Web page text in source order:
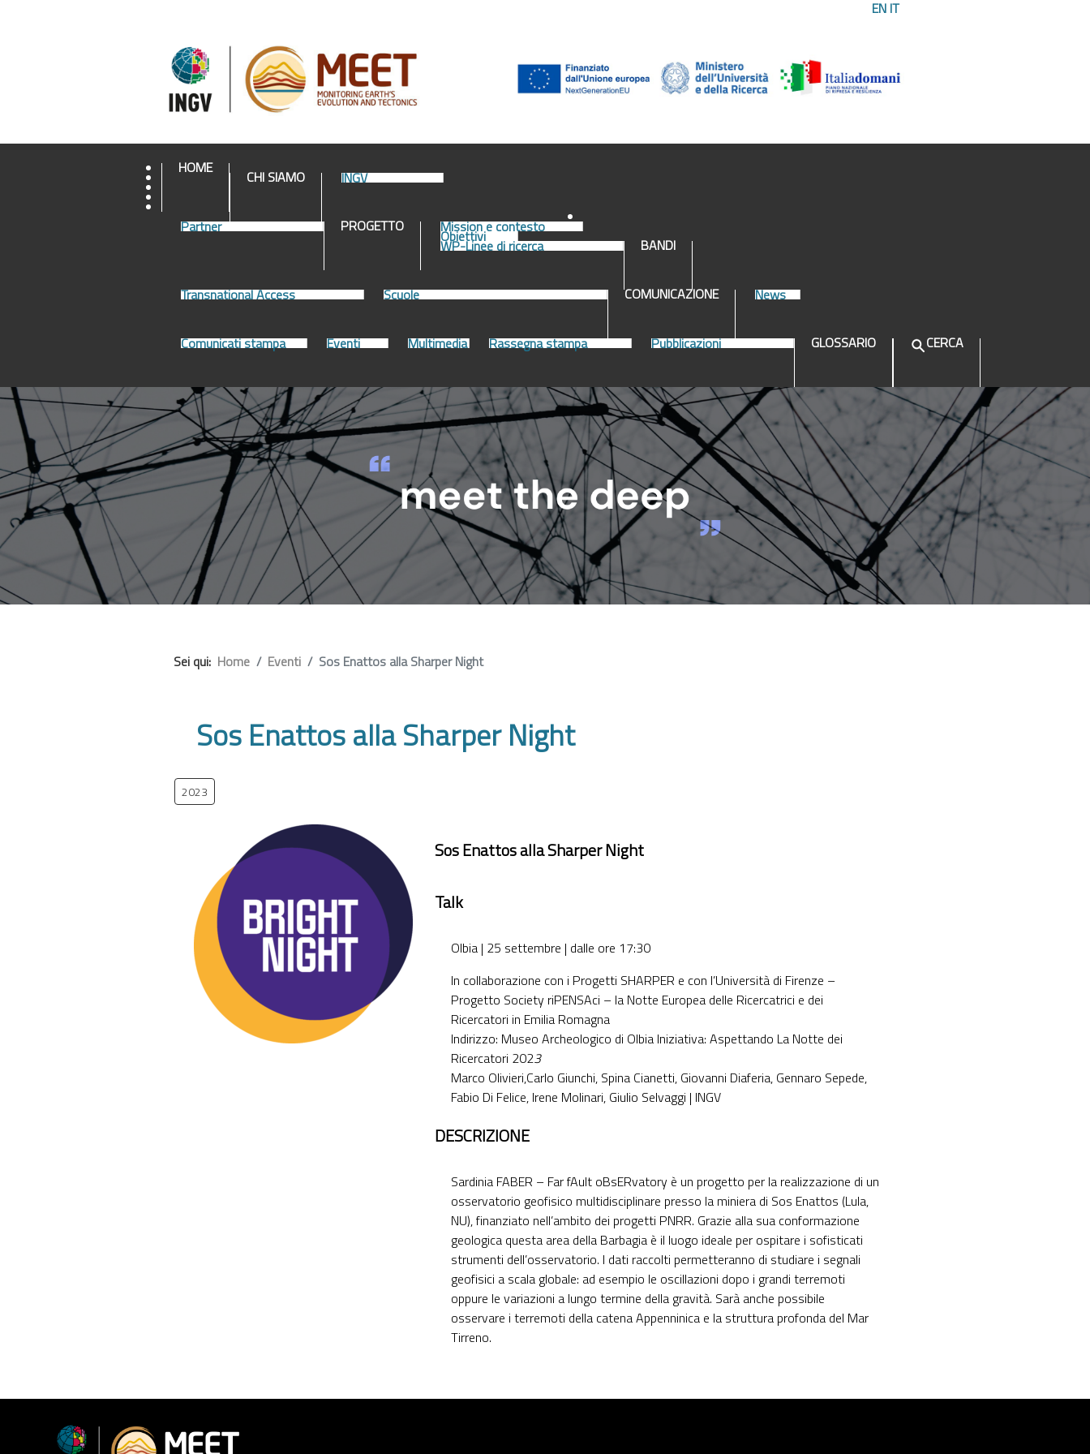
EN IT
HOME CHI SIAMO INGV
Partner PROGETTO Mission e contesto
Obiettivi
WP-Linee di ricerca BANDI
Transnational Access Scuole COMUNICAZIONE News
Comunicati stampa Eventi Multimedia Rassegna stampa Pubblicazioni GLOSSARIO CERCA
Sei qui: Home Eventi Sos Enattos alla Sharper Night
Sos Enattos alla Sharper Night
2023
Sos Enattos alla Sharper Night
Talk
Olbia | 25 settembre | dalle ore 17:30
In collaborazione con i Progetti SHARPER e con l’Università di Firenze –
Progetto Society riPENSAci – la Notte Europea delle Ricercatrici e dei
Ricercatori in Emilia Romagna
Indirizzo: Museo Archeologico di Olbia Iniziativa: Aspettando La Notte dei
Ricercatori 2023
Marco Olivieri,Carlo Giunchi, Spina Cianetti, Giovanni Diaferia, Gennaro Sepede,
Fabio Di Felice, Irene Molinari, Giulio Selvaggi | INGV
DESCRIZIONE
Sardinia FABER – Far fAult oBsERvatory è un progetto per la realizzazione di un
osservatorio geofisico multidisciplinare presso la miniera di Sos Enattos (Lula,
NU), finanziato nell’ambito dei progetti PNRR. Grazie alla sua conformazione
geologica questa area della Barbagia è il luogo ideale per ospitare i sofisticati
strumenti dell’osservatorio. I dati raccolti permetteranno di studiare i segnali
geofisici a scala globale: ad esempio le oscillazioni dopo i grandi terremoti
oppure le variazioni a lungo termine della gravità. Sarà anche possibile
osservare i terremoti della catena Appenninica e la struttura profonda del Mar
Tirreno.